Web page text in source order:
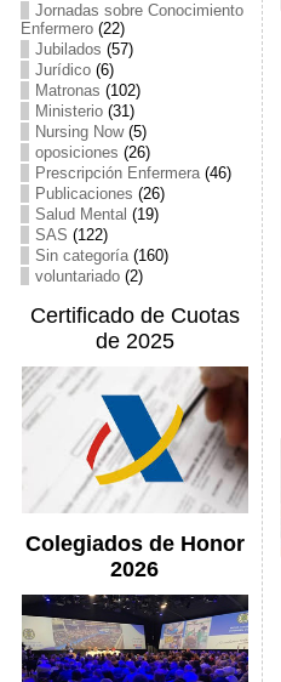
Jornadas sobre Conocimiento
Enfermero(22)
Jubilados (57)
Jurídico(6)
Matronas (102)
Ministerio(31)
Nursing Now(5)
oposiciones (26)
Prescripción Enfermera(46)
Publicaciones (26)
Salud Mental (19)
SAS (122)
Sin categoría(160)
voluntariado(2)
Certificado de Cuotas
de 2025
Colegiados de Honor
2026